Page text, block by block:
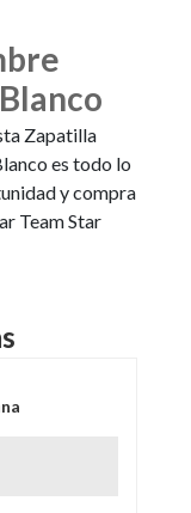
Zapatilla
es todo lo
y compra
Team Star